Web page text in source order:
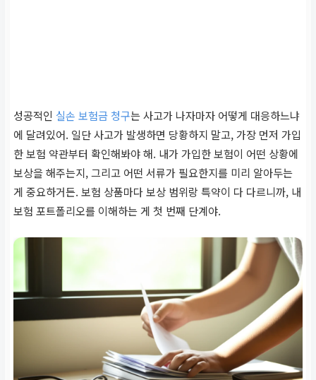
성공적인 실손 보험금 청구는 사고가 나자마자 어떻게 대응하느냐
에 달려있어. 일단 사고가 발생하면 당황하지 말고, 가장 먼저 가입
한 보험 약관부터 확인해봐야 해. 내가 가입한 보험이 어떤 상황에
보상을 해주는지, 그리고 어떤 서류가 필요한지를 미리 알아두는
게 중요하거든. 보험 상품마다 보상 범위랑 특약이 다 다르니까, 내
보험 포트폴리오를 이해하는 게 첫 번째 단계야.